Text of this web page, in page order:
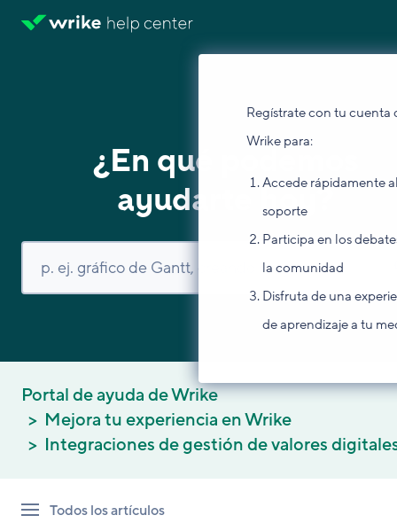
Regístrate con tu cuenta
Wrike para:
Accede rápidamente
soporte
Participa en los
la comunidad
Disfruta de una
de aprendizaje a tu
¿En qué podemos
ayudarte hoy?
Portal de ayuda de Wrike
Mejora tu experiencia en Wrike
Integraciones de gestión de valores
Todos los artículos